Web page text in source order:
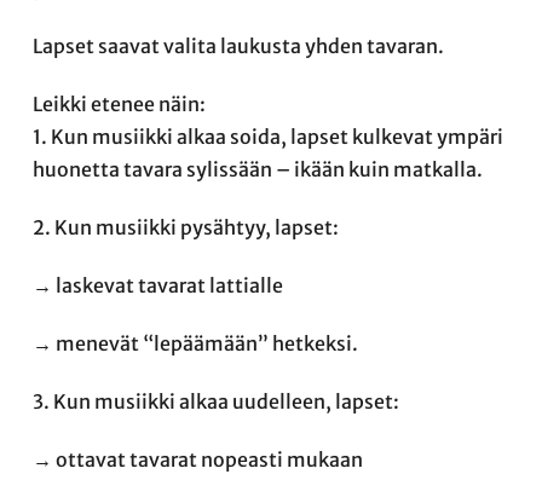
Lapset saavat valita laukusta yhden tavaran.
Leikki etenee näin:
1. Kun musiikki alkaa soida, lapset kulkevat ympäri
huonetta tavara sylissään – ikään kuin matkalla.
2. Kun musiikki pysähtyy, lapset:
→ laskevat tavarat lattialle
→ menevät “lepäämään” hetkeksi.
3. Kun musiikki alkaa uudelleen, lapset:
→ ottavat tavarat nopeasti mukaan